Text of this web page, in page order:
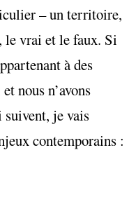
– un territoire,
le vrai et le faux. Si
à des
nous n’avons
suivent, je vais
contemporains :